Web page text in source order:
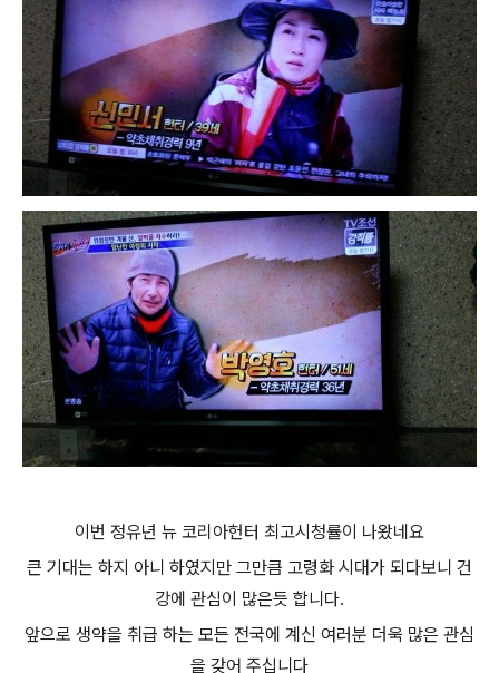
이번 정유년 뉴 코리아헌터 최고시청률이 나왔네요
큰 기대는 하지 아니 하였지만 그만큼 고령화 시대가 되다보니 건
강에 관심이 많은듯 합니다.
앞으로 생약을 취급 하는 모든 전국에 계신 여러분 더욱 많은 관심
을 갖어 주십니다